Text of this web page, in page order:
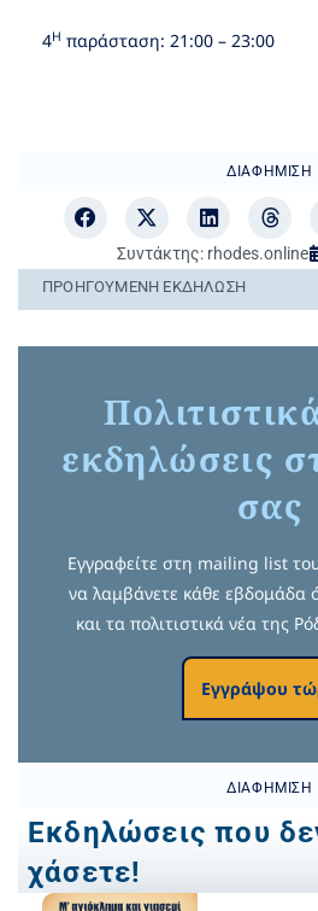
4Η παράσταση: 21:00 – 23:00
ΔΙΑΦΉΜΙΣΗ
Συντάκτης: rhodes.online
ΠΡΟΗΓΟΎΜΕΝΗ ΕΚΔΉΛΩΣΗ
εκδηλώσεις
σας
Εγγραφείτε στη mailing list
να λαμβάνετε κάθε εβδομάδα
και τα πολιτιστικά νέα της
Εγγράψου
ΔΙΑΦΉΜΙΣΗ
Εκδηλώσεις που
χάσετε!